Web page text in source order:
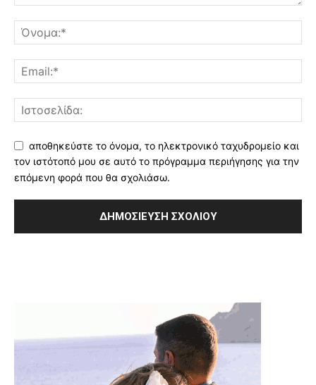
αποθηκεύστε το όνομα, το ηλεκτρονικό ταχυδρομείο και
τον ιστότοπό μου σε αυτό το πρόγραμμα περιήγησης για την
επόμενη φορά που θα σχολιάσω.